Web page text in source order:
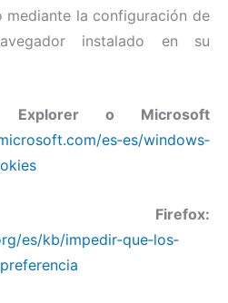
mediante la configuración de
instalado en su
Explorer o Microsoft
es‐es/windows‐
Firefox:
es/kb/impedir‐que‐los‐